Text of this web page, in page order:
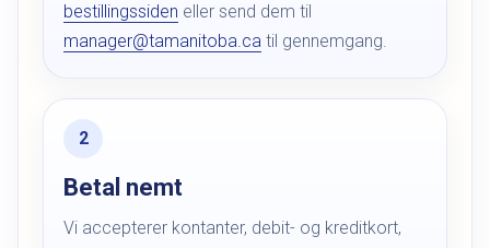
bestillingssiden eller send dem til
manager@tamanitoba.ca til gennemgang.
Betal nemt
Vi accepterer kontanter, debit- og kreditkort,